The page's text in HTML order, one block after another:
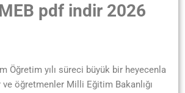
MEB pdf indir 2026
Öğretim yılı süreci büyük bir heyecenla
ve öğretmenler Milli Eğitim Bakanlığı